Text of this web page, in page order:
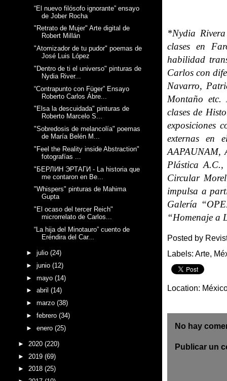
*Nydia
clases en
habilidad
Carlos con
Navarro,
Montaño etc.
clases de
exposiciones
externas en
AAPAUNAM,
Plástica A.C.,
Circular
impulsa a
Galería
“Homenaje a
Posted by
Labels: Arte,
Location:
No hay
Publicar un
“El nuevo filósofo ignorante” ensayo
de Jober Rocha
"Retrato de Mujer" Arte digital de
Robert Millán
"Atomizador de tu pudor" poemas de
José Luis López
"Dentro de ti el universo" pinturas de
Nydia River...
“Contrapunto con Füger” Ensayo
Roberto Carlos Ábre...
"Elsa la descuidada" pinturas de
Roberto Marcelo S...
"Sobredosis de melancolía" poemas
de María Belén M...
"Feel the Reality inside Abstraction"
fotografías ...
"БЕРЛИН ЭРТАГИ - La historia que
me contaron en Be...
"Whispers" pinturas de Mahima
Gupta
"El ocaso del tercer Reich"
microrrelato de Carlos...
“La hija del Minotauro” cuento de
Eréndira del Car...
► julio (24)
► junio (12)
► mayo (14)
► abril (14)
► marzo (38)
► febrero (34)
► enero (25)
► 2020 (220)
► 2019 (69)
► 2018 (25)